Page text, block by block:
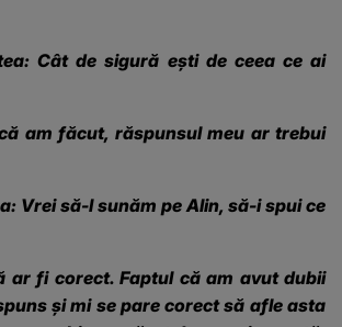
Cât de sigură ești de ceea ce ai
am făcut, răspunsul meu ar trebui
Vrei să-l sunăm pe Alin, să-i spui ce
ar fi corect. Faptul că am avut dubii
și mi se pare corect să afle asta